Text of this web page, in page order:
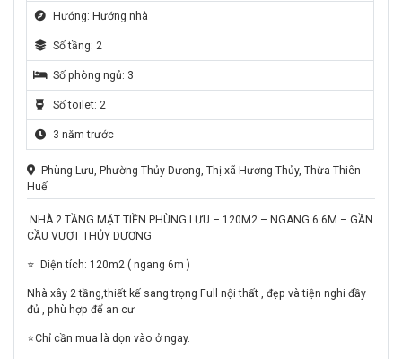
Hướng: Hướng nhà
Số tầng: 2
Số phòng ngủ: 3
Số toilet: 2
3 năm trước
Phùng Lưu, Phường Thủy Dương, Thị xã Hương Thủy, Thừa Thiên
Huế
NHÀ 2 TẦNG MẶT TIỀN PHÙNG LƯU – 120M2 – NGANG 6.6M – GẦN
CẦU VƯỢT THỦY DƯƠNG
⭐️ Diện tích: 120m2 ( ngang 6m )
Nhà xây 2 tầng,thiết kế sang trọng Full nội thất , đẹp và tiện nghi đầy
đủ , phù hợp để an cư
⭐Chỉ cần mua là dọn vào ở ngay.